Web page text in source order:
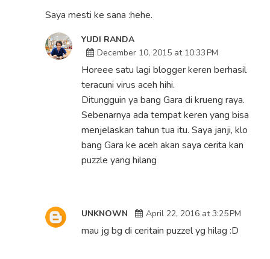
Saya mesti ke sana :hehe.
YUDI RANDA
December 10, 2015 at 10:33 PM
Horeee satu lagi blogger keren berhasil
teracuni virus aceh hihi.
Ditungguin ya bang Gara di krueng raya.
Sebenarnya ada tempat keren yang bisa
menjelaskan tahun tua itu. Saya janji, klo
bang Gara ke aceh akan saya cerita kan
puzzle yang hilang
UNKNOWN April 22, 2016 at 3:25 PM
mau jg bg di ceritain puzzel yg hilag :D